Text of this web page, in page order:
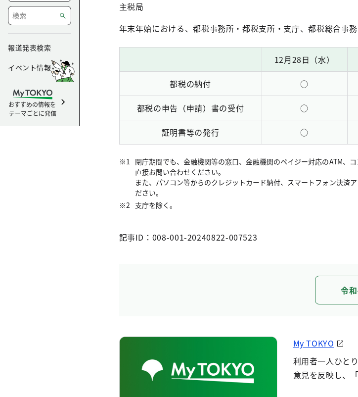
報道発表検索
イベント情報
おすすめの情報を
テーマごとに発信
主税局
年末年始における、都税事務所・都税支所・支庁、都税総合事
12月28日（水）
都税の納付 ○
都税の申告（申請）書の受付 ○
証明書等の発行 ○
閉庁期間でも、金融機関等の窓口、金融機関のペイジー対応のATM、
直接お問い合わせください。
また、パソコン等からのクレジットカード納付、スマートフォン決済
ださい。
支庁を除く。
記事ID：008-001-20240822-007523
令
My TOKYO
利用者一人ひと
意見を反映し、